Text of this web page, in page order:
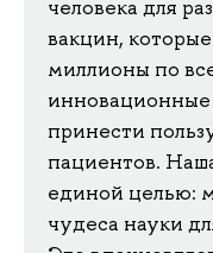
человека для
вакцин,
миллионы по
принести
пациентов.
единой целью:
чудеса науки